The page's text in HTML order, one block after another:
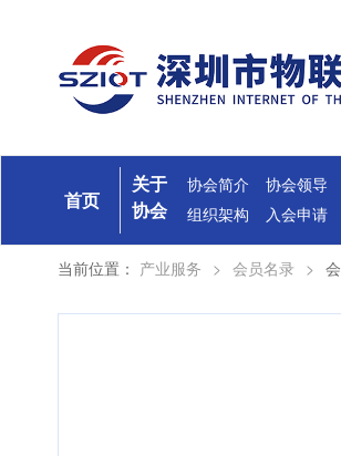
首页
关于
协会
协会简介 协会领导
组织架构
入会申请
当前位置： 产业服务 > 会员名录 >